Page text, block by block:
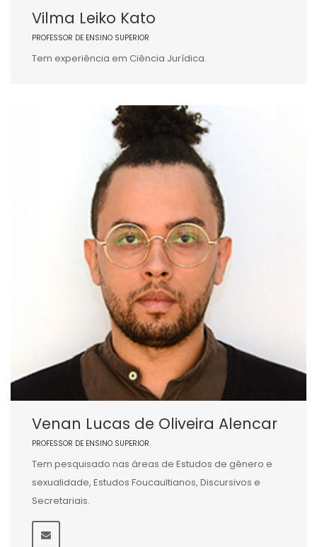
Vilma Leiko Kato
PROFESSOR DE ENSINO SUPERIOR
Tem experiência em Ciência Jurídica.
Venan Lucas de Oliveira Alencar
PROFESSOR DE ENSINO SUPERIOR
Tem pesquisado nas áreas de Estudos de gênero e
sexualidade, Estudos Foucaultianos, Discursivos e
Secretariais.